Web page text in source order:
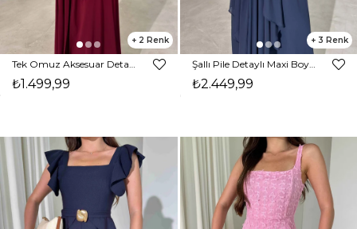
2
₺1.499,99
3
Şallı Pile Detaylı Maxi Boy Lacivert Larren Kadın Elbise 26Y395
₺2.449,99